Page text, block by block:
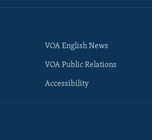
VOA English News
VOA Public Relations
Accessibility